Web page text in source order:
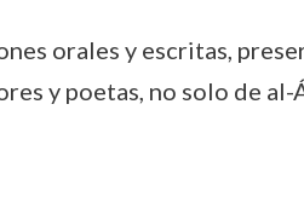
orales y escritas,
y poetas, no solo de al-